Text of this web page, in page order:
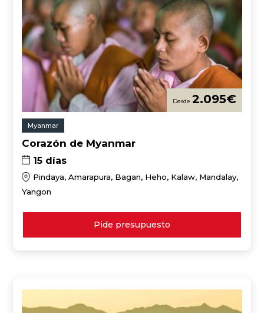
2.095€
Myanmar
Corazón de Myanmar
15 días
Pindaya, Amarapura, Bagan, Heho, Kalaw, Mandalay,
Yangon
Pide presupuesto